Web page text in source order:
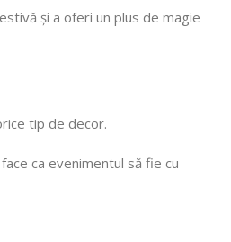
și a oferi un plus de magie
tip de decor.
ca evenimentul să fie cu